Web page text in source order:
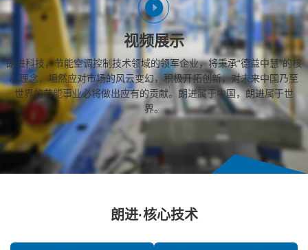
视频展示
朗进科技，节能空调控制技术领域的领军企业，将秉承“德益中慧”的核
心理念，坦然应对市场的风云变幻，积极开拓创新，对未来中国乃至
世界的节能事业必将做出应有的贡献。朗进属于中国，朗进属于世
界。
朗进·核心技术